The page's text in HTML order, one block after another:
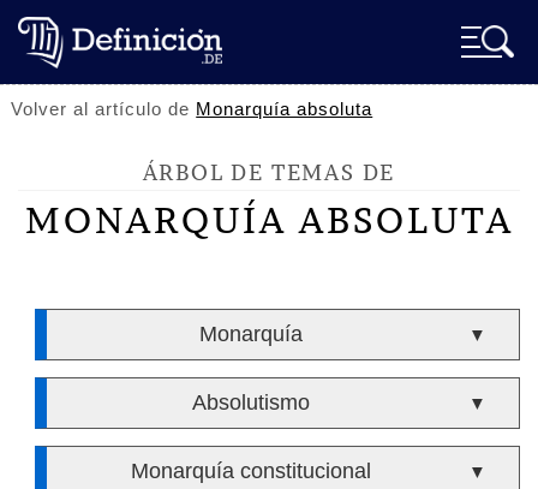
Volver al artículo de Monarquía absoluta
ÁRBOL DE TEMAS DE
MONARQUÍA ABSOLUTA
Monarquía ▼
Absolutismo ▼
Monarquía constitucional ▼